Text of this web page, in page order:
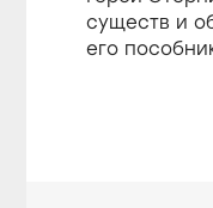
существ и
его